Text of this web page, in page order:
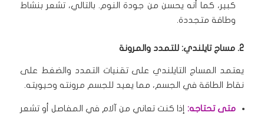
كبير، كما أنه يحسن من جودة النوم. بالتالي، تشعر بنشاط
وطاقة متجددة.
2. مساج تايلندي: للتمدد والمرونة
يعتمد المساج التايلندي على تقنيات التمدد والضغط على
نقاط الطاقة في الجسم، مما يعيد للجسم مرونته وحيويته.
متى تحتاجه:إذا كنت تعاني من آلام في المفاصل أو تشعر